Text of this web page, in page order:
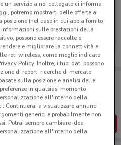
NUOVO
Conad
Scade martedì 618 m
sempre con te!
offerte dei negozi vicino a te,
tua lista del risparmio, comodamente
SCARICA L’APP
un servizio a noi collegato ci informa
potremo mostrarti delle offerte a
(nel caso in cui abbia fornito
sulle prestazioni della
possono essere raccolte e
e migliorare la connettività e
reti wireless, come meglio indicato
Policy. Inoltre, i tuoi dati possono
di report, ricerche di mercato,
sulla posizione e analisi delle
in qualsiasi momento
all'interno della
Continuerai a visualizzare annunci
generici e probabilmente non
Potrai sempre cambiare idea
all'interno della